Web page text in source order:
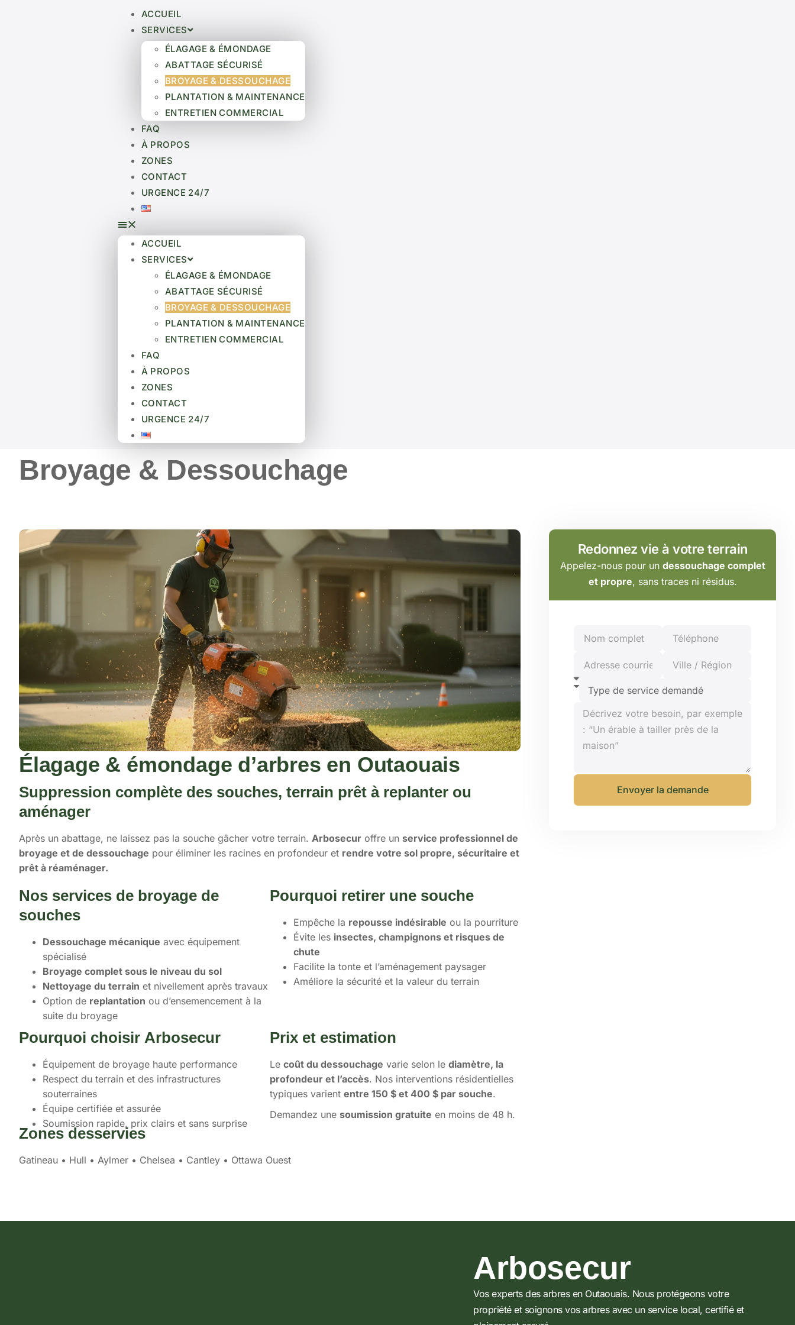
ACCUEIL
SERVICES
ÉLAGAGE & ÉMONDAGE
ABATTAGE SÉCURISÉ
BROYAGE & DESSOUCHAGE
PLANTATION & MAINTENANCE
ENTRETIEN COMMERCIAL
FAQ
À PROPOS
ZONES
CONTACT
URGENCE 24/7
ACCUEIL
SERVICES
ÉLAGAGE & ÉMONDAGE
ABATTAGE SÉCURISÉ
BROYAGE & DESSOUCHAGE
PLANTATION & MAINTENANCE
ENTRETIEN COMMERCIAL
FAQ
À PROPOS
ZONES
CONTACT
URGENCE 24/7
Broyage & Dessouchage
Élagage & émondage d’arbres en Outaouais
Suppression complète des souches, terrain prêt à replanter ou
aménager
Après un abattage, ne laissez pas la souche gâcher votre terrain. Arbosecur offre un service professionnel de
broyage et de dessouchage pour éliminer les racines en profondeur et rendre votre sol propre, sécuritaire et
prêt à réaménager.
Nos services de broyage de
souches
Dessouchage mécanique avec équipement
spécialisé
Broyage complet sous le niveau du sol
Nettoyage du terrain et nivellement après travaux
Option de replantation ou d’ensemencement à la
suite du broyage
Pourquoi retirer une souche
Empêche la repousse indésirable ou la pourriture
Évite les insectes, champignons et risques de
chute
Facilite la tonte et l’aménagement paysager
Améliore la sécurité et la valeur du terrain
Pourquoi choisir Arbosecur
Équipement de broyage haute performance
Respect du terrain et des infrastructures
souterraines
Équipe certifiée et assurée
Soumission rapide, prix clairs et sans surprise
Prix et estimation
Le coût du dessouchage varie selon le diamètre, la
profondeur et l’accès. Nos interventions résidentielles
typiques varient entre 150 $ et 400 $ par souche.
Demandez une soumission gratuite en moins de 48 h.
Zones desservies
Gatineau • Hull • Aylmer • Chelsea • Cantley • Ottawa Ouest
Redonnez vie à votre terrain
Appelez-nous pour un dessouchage complet
et propre, sans traces ni résidus.
Envoyer la demande
Arbosecur
Vos experts des arbres en Outaouais. Nous protégeons votre
propriété et soignons vos arbres avec un service local, certifié et